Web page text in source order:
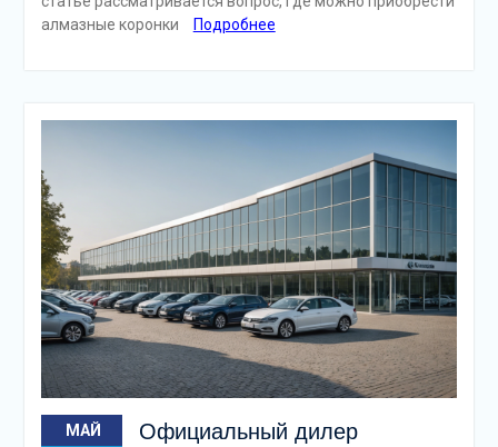
алмазные коронки
Подробнее
МАЙ
Официальный дилер